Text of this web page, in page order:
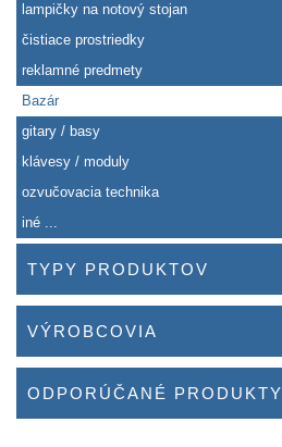
lampičky na notový stojan
čistiace prostriedky
reklamné predmety
Bazár
gitary / basy
klávesy / moduly
ozvučovacia technika
iné ...
TYPY PRODUKTOV
VÝROBCOVIA
ODPORÚČANÉ PRODUKTY